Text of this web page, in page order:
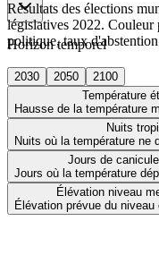
Horizon temporel
2030 2050
2100
Température
Hausse de la température
Nuits
Nuits où la température ne
Jours de canicule
Jours où la température
Élévation niveau
Élévation prévue du niveau
Résultats des élections
législatives 2022.
politique, taux